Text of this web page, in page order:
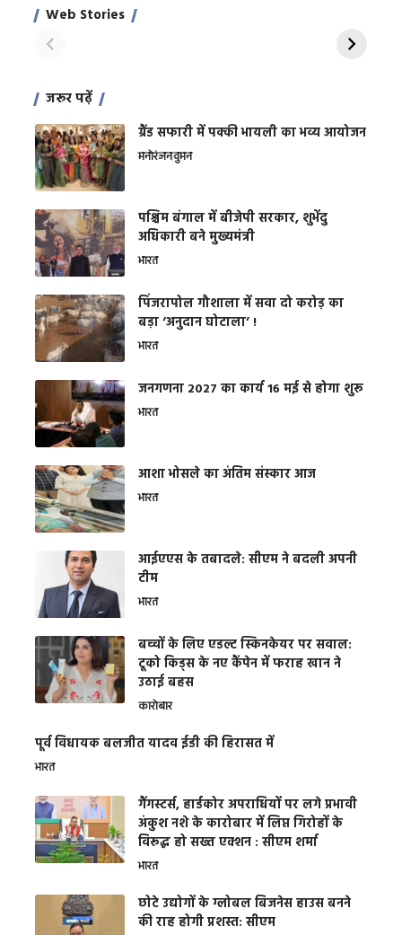
Web Stories
साहिल खान
जरूर पढ़ें
ग्रैंड सफारी में पक्की भायली का भव्य आयोजन
मनोरंजनवुमन
पश्चिम बंगाल में बीजेपी सरकार, शुभेंदु
अधिकारी बने मुख्यमंत्री
भारत
​पिंजरापोल गौशाला में सवा दो करोड़ का
बड़ा ‘अनुदान घोटाला’ !
भारत
जनगणना 2027 का कार्य 16 मई से होगा शुरू
भारत
आशा भोसले का अंतिम संस्कार आज
भारत
आईएएस के तबादले: सीएम ने बदली अपनी
टीम
भारत
बच्चों के लिए एडल्ट स्किनकेयर पर सवाल:
टूको किड्स के नए कैंपेन में फराह खान ने
उठाई बहस
कारोबार
पूर्व विधायक बलजीत यादव ईडी की हिरासत में
भारत
गैंगस्टर्स, हार्डकोर अपराधियों पर लगे प्रभावी
अंकुश नशे के कारोबार में लिप्त गिरोहों के
विरूद्ध हो सख्त एक्शन : सीएम शर्मा
भारत
छोटे उद्योगों के ग्लोबल बिजनेस हाउस बनने
की राह होगी प्रशस्त: सीएम